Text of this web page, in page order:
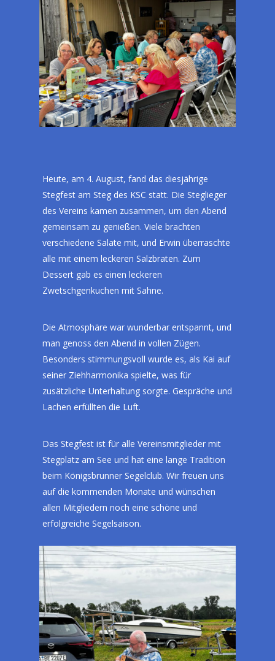
Heute, am 4. August, fand das diesjährige
Stegfest am Steg des KSC statt. Die Steglieger
des Vereins kamen zusammen, um den Abend
gemeinsam zu genießen. Viele brachten
verschiedene Salate mit, und Erwin überraschte
alle mit einem leckeren Salzbraten. Zum
Dessert gab es einen leckeren
Zwetschgenkuchen mit Sahne.
Die Atmosphäre war wunderbar entspannt, und
man genoss den Abend in vollen Zügen.
Besonders stimmungsvoll wurde es, als Kai auf
seiner Ziehharmonika spielte, was für
zusätzliche Unterhaltung sorgte. Gespräche und
Lachen erfüllten die Luft.
Das Stegfest ist für alle Vereinsmitglieder mit
Stegplatz am See und hat eine lange Tradition
beim Königsbrunner Segelclub. Wir freuen uns
auf die kommenden Monate und wünschen
allen Mitgliedern noch eine schöne und
erfolgreiche Segelsaison.